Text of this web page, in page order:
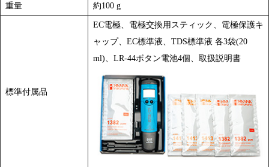
重量 約100 g
標準付属品
EC電極、電極交換用スティック、電極保護キ
ャップ、EC標準液、TDS標準液 各3袋(20
ml)、LR-44ボタン電池4個、取扱説明書